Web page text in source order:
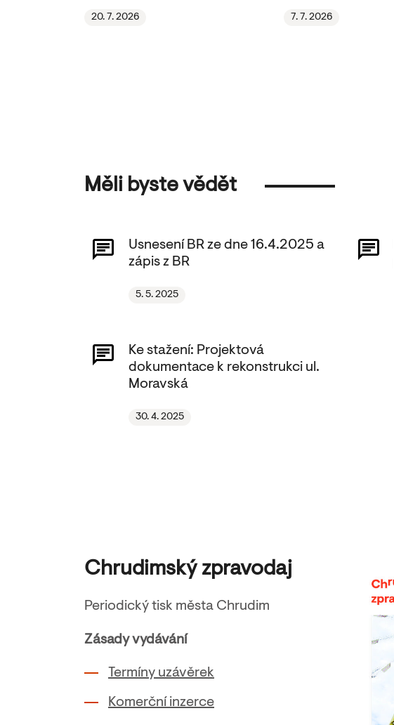
20. 7. 2026 7. 7. 2026
Měli byste vědět
Usnesení BR ze dne 16.4.2025 a
zápis z BR
5. 5. 2025
Ke stažení: Projektová
dokumentace k rekonstrukci ul.
Moravská
30. 4. 2025
Chrudimský zpravodaj
Periodický tisk města Chrudim
Zásady vydávání
Termíny uzávěrek
Komerční inzerce